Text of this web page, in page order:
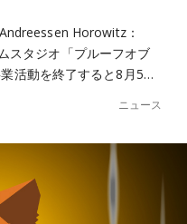
Horowitz：
スタジオ「プルーフオブ
活動を終了すると8月5…
ニュース